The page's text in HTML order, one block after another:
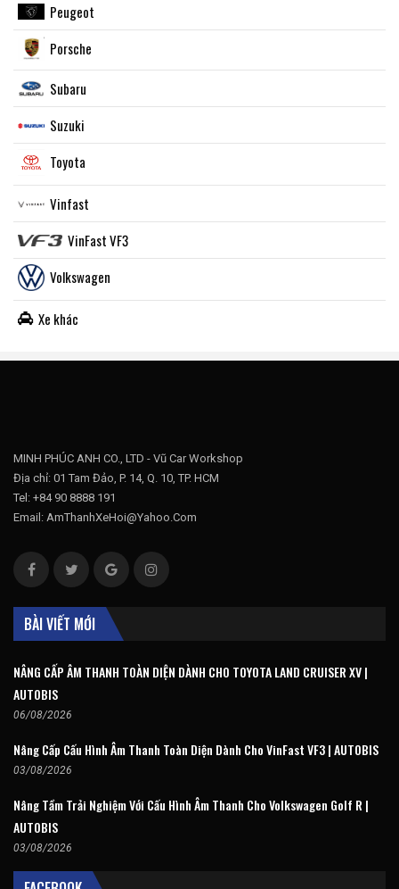
Peugeot
Porsche
Subaru
Suzuki
Toyota
Vinfast
VinFast VF3
Volkswagen
Xe khác
MINH PHÚC ANH CO., LTD - Vũ Car Workshop
Địa chỉ: 01 Tam Đảo, P. 14, Q. 10, TP. HCM
Tel: +84 90 8888 191
Email: AmThanhXeHoi@Yahoo.Com
BÀI VIẾT MỚI
NÂNG CẤP ÂM THANH TOÀN DIỆN DÀNH CHO TOYOTA LAND CRUISER XV |
AUTOBIS
06/08/2026
Nâng Cấp Cấu Hình Âm Thanh Toàn Diện Dành Cho VinFast VF3 | AUTOBIS
03/08/2026
Nâng Tầm Trải Nghiệm Với Cấu Hình Âm Thanh Cho Volkswagen Golf R |
AUTOBIS
03/08/2026